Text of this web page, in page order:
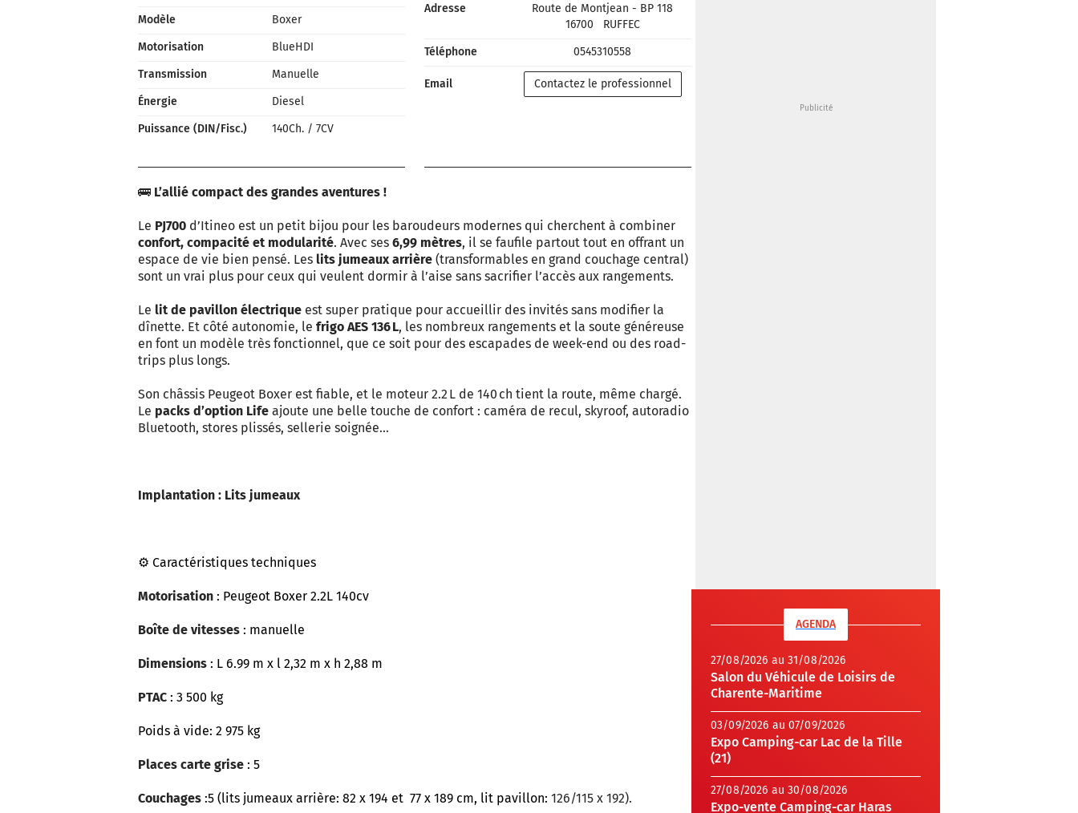
Modèle
Boxer
Motorisation
BlueHDI
Transmission
Manuelle
Énergie
Diesel
Puissance (DIN/Fisc.)
140Ch./ 7CV
Adresse
Route de Montjean - BP 118
16700
RUFFEC
Téléphone
0545310558
Email Contactez le professionnel
🚌 L’allié compact des grandes aventures !
Le PJ700 d’Itineo est un petit bijou pour les baroudeurs modernes qui cherchent à combiner
confort, compacité et modularité. Avec ses 6,99 mètres, il se faufile partout tout en offrant un
espace de vie bien pensé. Les lits jumeaux arrière (transformables en grand couchage central)
sont un vrai plus pour ceux qui veulent dormir à l’aise sans sacrifier l’accès aux rangements.
Le lit de pavillon électrique est super pratique pour accueillir des invités sans modifier la
dînette. Et côté autonomie, le frigo AES 136 L, les nombreux rangements et la soute généreuse
en font un modèle très fonctionnel, que ce soit pour des escapades de week-end ou des road-
trips plus longs.
Son châssis Peugeot Boxer est fiable, et le moteur 2.2 L de 140 ch tient la route, même chargé.
Le packs d’option Life ajoute une belle touche de confort : caméra de recul, skyroof, autoradio
Bluetooth, stores plissés, sellerie soignée...
Implantation : Lits jumeaux
⚙️ Caractéristiques techniques
Motorisation : Peugeot Boxer 2.2L 140cv
Boîte de vitesses : manuelle
Dimensions : L 6.99 m x l 2,32 m x h 2,88 m
PTAC : 3 500 kg
Poids à vide: 2 975 kg
Places carte grise : 5
Couchages :5 (lits jumeaux arrière: 82 x 194 et 77 x 189 cm, lit pavillon: 126/115 x 192).
AGENDA
27/08/2026 au 31/08/2026
Salon du Véhicule de Loisirs de
Charente-Maritime
03/09/2026 au 07/09/2026
Expo Camping-car Lac de la Tille
(21)
27/08/2026 au 30/08/2026
Expo-vente Camping-car Haras